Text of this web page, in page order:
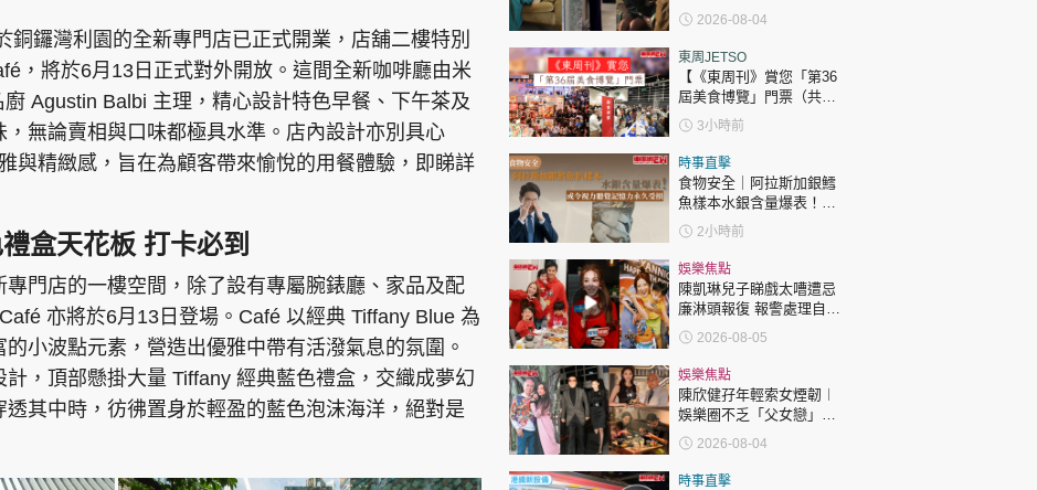
銅鑼灣利園的全新專門店已正式開業，店舖二樓特別
，將於6月13日正式對外開放。這間全新咖啡廳由米
Agustin Balbi 主理，精心設計特色早餐、下午茶及
無論賣相與口味都極具水準。店內設計亦別具心
與精緻感，旨在為顧客帶來愉悅的用餐體驗，即睇詳
盒天花板 打卡必到
門店的一樓空間，除了設有專屬腕錶廳、家品及配
亦將於6月13日登場。Café 以經典 Tiffany Blue 為
小波點元素，營造出優雅中帶有活潑氣息的氛圍。
，頂部懸掛大量 Tiffany 經典藍色禮盒，交織成夢幻
其中時，彷彿置身於輕盈的藍色泡沫海洋，絕對是
仔」緊急消脂10日成功瘦
12.2吋
2026-08-04
東周JETSO
【《東周刊》賞您「第36
屆美食博覽」門票（共30
張）】
3小時前
時事直擊
食物安全｜阿拉斯加銀鱈
魚樣本水銀含量爆表！或
令視力聽覺記憶力永久受
損
2小時前
娛樂焦點
陳凱琳兒子睇戲太嘈遭忌
廉淋頭報復 報警處理自責
護子不力 歐錦棠陳倩揚齊
表態「媽媽有責任」
2026-08-05
娛樂焦點
陳欣健孖年輕索女煙韌︱
娛樂圈不乏「父女戀」
「爺孫戀」 年齡差距最大
達51歲 最受矚目有李龍
基謝賢
2026-08-04
時事直擊